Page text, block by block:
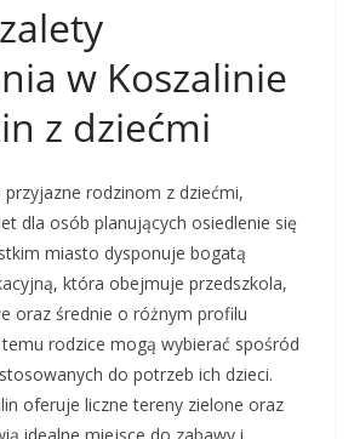
w Koszalinie
z dziećmi
rodzinom z dziećmi,
dla osób planujących osiedlenie się
miasto dysponuje bogatą
która obejmuje przedszkola,
oraz średnie o różnym profilu
temu rodzice mogą wybierać spośród
do potrzeb ich dzieci.
oferuje liczne tereny zielone oraz